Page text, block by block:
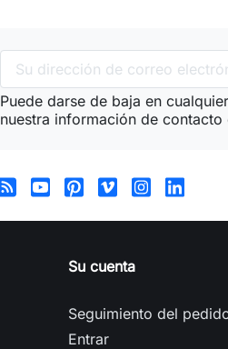
Puede darse de baja en
nuestra información de contacto
Su cuenta
Seguimiento del
Entrar